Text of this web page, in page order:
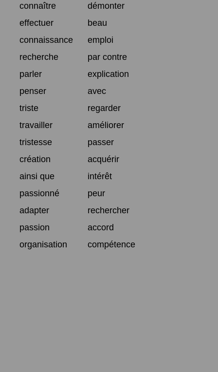
connaître
démonter
effectuer
beau
connaissance
emploi
recherche
par contre
parler
explication
penser
avec
triste
regarder
travailler
améliorer
tristesse
passer
création
acquérir
ainsi que
intérêt
passionné
peur
adapter
rechercher
passion
accord
organisation
compétence